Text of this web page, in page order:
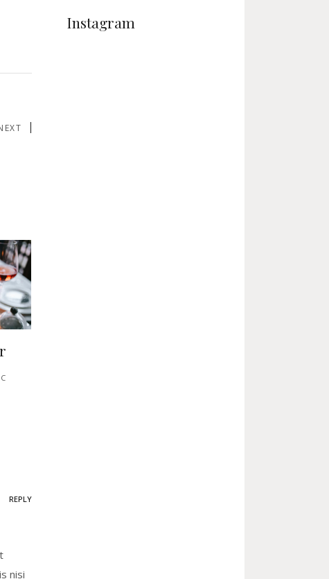
REPLY
nisi
Instagram